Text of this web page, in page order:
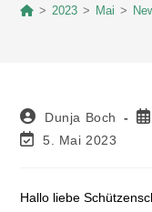
> 2023 > Mai >
Dunja Boch
5. Mai 2023
Hallo liebe